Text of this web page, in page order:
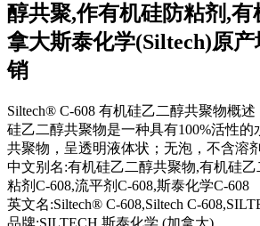
醇共聚,作有机硅防粘剂,有
拿大斯泰化学(Siltech)原
销
Siltech® C-608 有机硅乙二醇共聚物概述
硅乙二醇共聚物是一种具有100%活性
共聚物，呈透明液体状；无泡，不含溶剂
中文别名:有机硅乙二醇共聚物,有机硅乙
粘剂C-608,流平剂C-608,斯泰化学C-608
英文名:Siltech® C-608,Siltech C-
品牌:SILTECH 斯泰化学 (加拿大)